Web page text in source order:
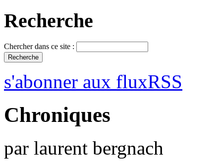
Recherche
Chercher dans ce site :
s'abonner aux fluxRSS
Chroniques
par laurent bergnach